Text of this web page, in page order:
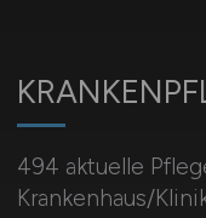
494 aktuelle
Krankenhaus/